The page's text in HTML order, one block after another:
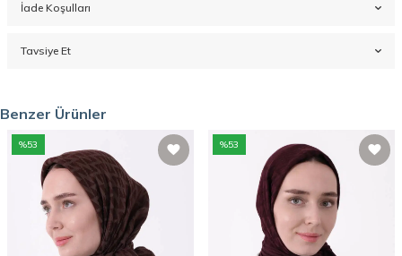
İade Koşulları
Tavsiye Et
Benzer Ürünler
%53 %53